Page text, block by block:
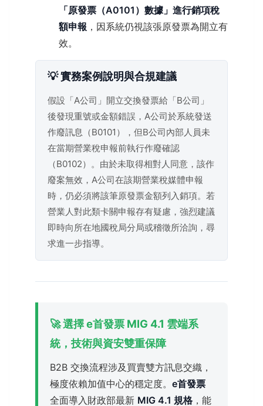
「原發票（A0101）數據」進行銷項稅
額申報 ，因系統仍視該張原發票為開立有
效。
💡 實務案例說明與合規建議
假設「A公司」開立交換發票給「B公司」
後發現重號或金額錯誤，A公司於系統發送
作廢訊息（B0101），但B公司內部人員未
在當期營業稅申報前執行作廢確認
（B0102）。由於未取得相對人同意，該作
廢案無效，A公司在該期營業稅媒體申報
時，仍必須將該筆原發票金額列入銷項。若
營業人對此類卡關申報存有疑慮，強烈建議
即時向所在地國稅局分局或稽徵所洽詢，尋
求進一步指導。
🚀 選擇 e首發票 MIG 4.1 雲端系
統，技術與資安雙重保障
B2B 交換流程涉及買賣雙方訊息交織，
極度依賴加值中心的穩定度。 e首發票
全面導入財政部最新 MIG 4.1 規格，能